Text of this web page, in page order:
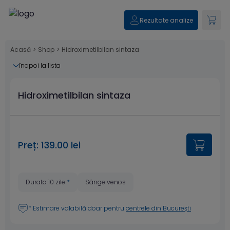
Rezultate analize
Acasă > Shop > Hidroximetilbilan sintaza
înapoi la lista
Hidroximetilbilan sintaza
Preț: 139.00 lei
Durata 10 zile * Sânge venos
* Estimare valabilă doar pentru centrele din București